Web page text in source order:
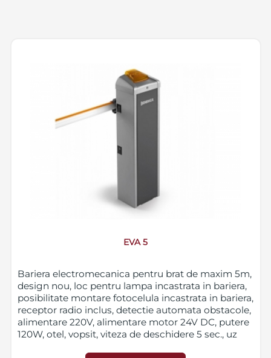
EVA 5
Bariera electromecanica pentru brat de maxim 5m,
design nou, loc pentru lampa incastrata in bariera,
posibilitate montare fotocelula incastrata in bariera,
receptor radio inclus, detectie automata obstacole,
alimentare 220V, alimentare motor 24V DC, putere
120W, otel, vopsit, viteza de deschidere 5 sec., uz